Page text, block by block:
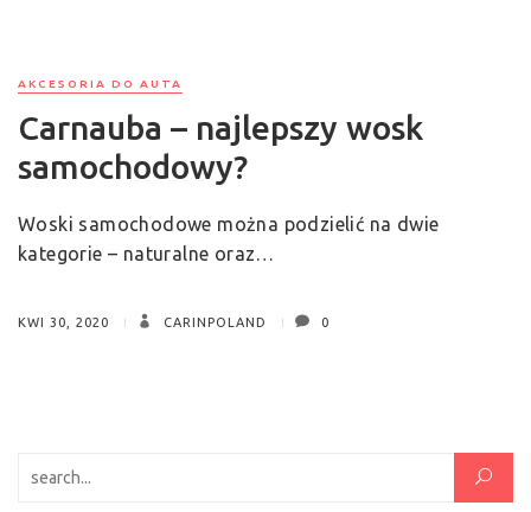
AKCESORIA DO AUTA
Carnauba – najlepszy wosk
samochodowy?
Woski samochodowe można podzielić na dwie
kategorie – naturalne oraz…
KWI 30, 2020 CARINPOLAND 0